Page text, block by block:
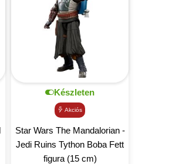
Készleten
Akciós
Star Wars The Mandalorian -
Jedi Ruins Tython Boba Fett
figura (15 cm)